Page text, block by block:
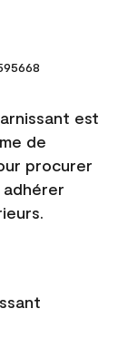
est
de
procurer